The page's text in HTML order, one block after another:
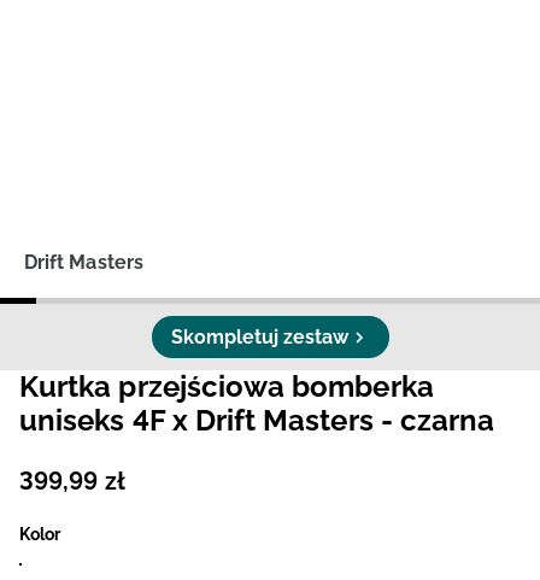
Drift Masters
Skompletuj zestaw
Kurtka przejściowa bomberka
uniseks 4F x Drift Masters - czarna
399,99 zł
Kolor